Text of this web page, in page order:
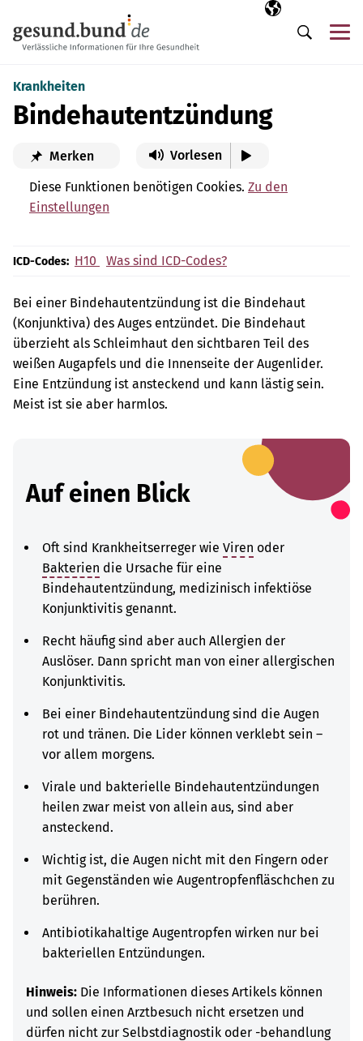
Ausgewählte
DE
Suche
Krankheiten
Bindehautentzündung
Merken Vorlesen
Diese Funktionen benötigen Cookies. Zu den
Einstellungen
ICD-Codes: H10 Was sind ICD-Codes?
Bei einer Bindehautentzündung ist die Bindehaut
(Konjunktiva) des Auges entzündet. Die Bindehaut
überzieht als Schleimhaut den sichtbaren Teil des
weißen Augapfels und die Innenseite der Augenlider.
Eine Entzündung ist ansteckend und kann lästig sein.
Meist ist sie aber harmlos.
Auf einen Blick
Oft sind Krankheitserreger wie Viren oder
Bakterien die Ursache für eine
Bindehautentzündung, medizinisch infektiöse
Konjunktivitis genannt.
Recht häufig sind aber auch Allergien der
Auslöser. Dann spricht man von einer allergischen
Konjunktivitis.
Bei einer Bindehautentzündung sind die Augen
rot und tränen. Die Lider können verklebt sein –
vor allem morgens.
Virale und bakterielle Bindehautentzündungen
heilen zwar meist von allein aus, sind aber
ansteckend.
Wichtig ist, die Augen nicht mit den Fingern oder
mit Gegenständen wie Augentropfenfläschchen zu
berühren.
Antibiotikahaltige Augentropfen wirken nur bei
bakteriellen Entzündungen.
Hinweis: Die Informationen dieses Artikels können
und sollen einen Arztbesuch nicht ersetzen und
dürfen nicht zur Selbstdiagnostik oder -behandlung